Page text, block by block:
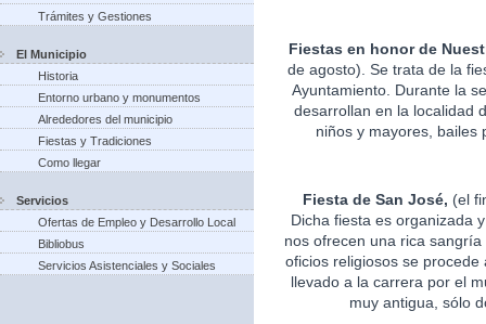
Trámites y Gestiones
El Municipio
Historia
Entorno urbano y monumentos
Alrededores del municipio
Fiestas y Tradiciones
Como llegar
Servicios
Ofertas de Empleo y Desarrollo Local
Bibliobus
Servicios Asistenciales y Sociales
Fiestas en honor de
de agosto). Se trata de la
Ayuntamiento. Durante la
desarrollan en la localidad
niños y mayores, bailes
Fiesta de San José, (el
Dicha fiesta es organizada
nos ofrecen una rica
oficios religiosos se
llevado a la carrera por el
muy antigua, sólo